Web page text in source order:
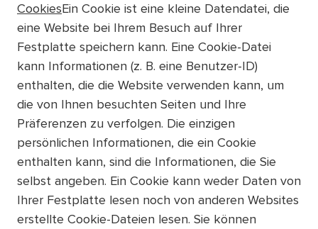
CookiesEin Cookie ist eine kleine Datendatei, die
eine Website bei Ihrem Besuch auf Ihrer
Festplatte speichern kann. Eine Cookie-Datei
kann Informationen (z. B. eine Benutzer-ID)
enthalten, die die Website verwenden kann, um
die von Ihnen besuchten Seiten und Ihre
Präferenzen zu verfolgen. Die einzigen
persönlichen Informationen, die ein Cookie
enthalten kann, sind die Informationen, die Sie
selbst angeben. Ein Cookie kann weder Daten von
Ihrer Festplatte lesen noch von anderen Websites
erstellte Cookie-Dateien lesen. Sie können